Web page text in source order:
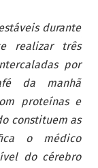
durante
realizar três
por
da manhã
proteínas e
constituem as
o médico
do cérebro